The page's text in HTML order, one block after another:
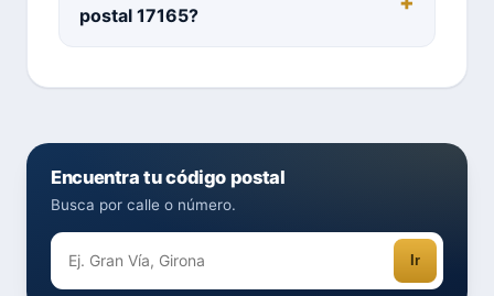
postal 17165?
Encuentra tu código postal
Busca por calle o número.
Ir